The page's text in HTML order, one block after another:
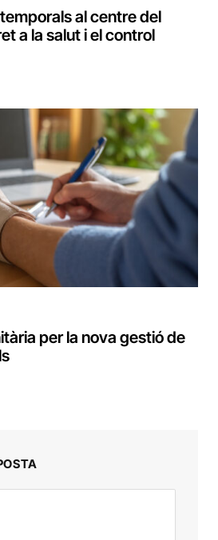
al centre del
a la salut i el control
per la nova gestió de